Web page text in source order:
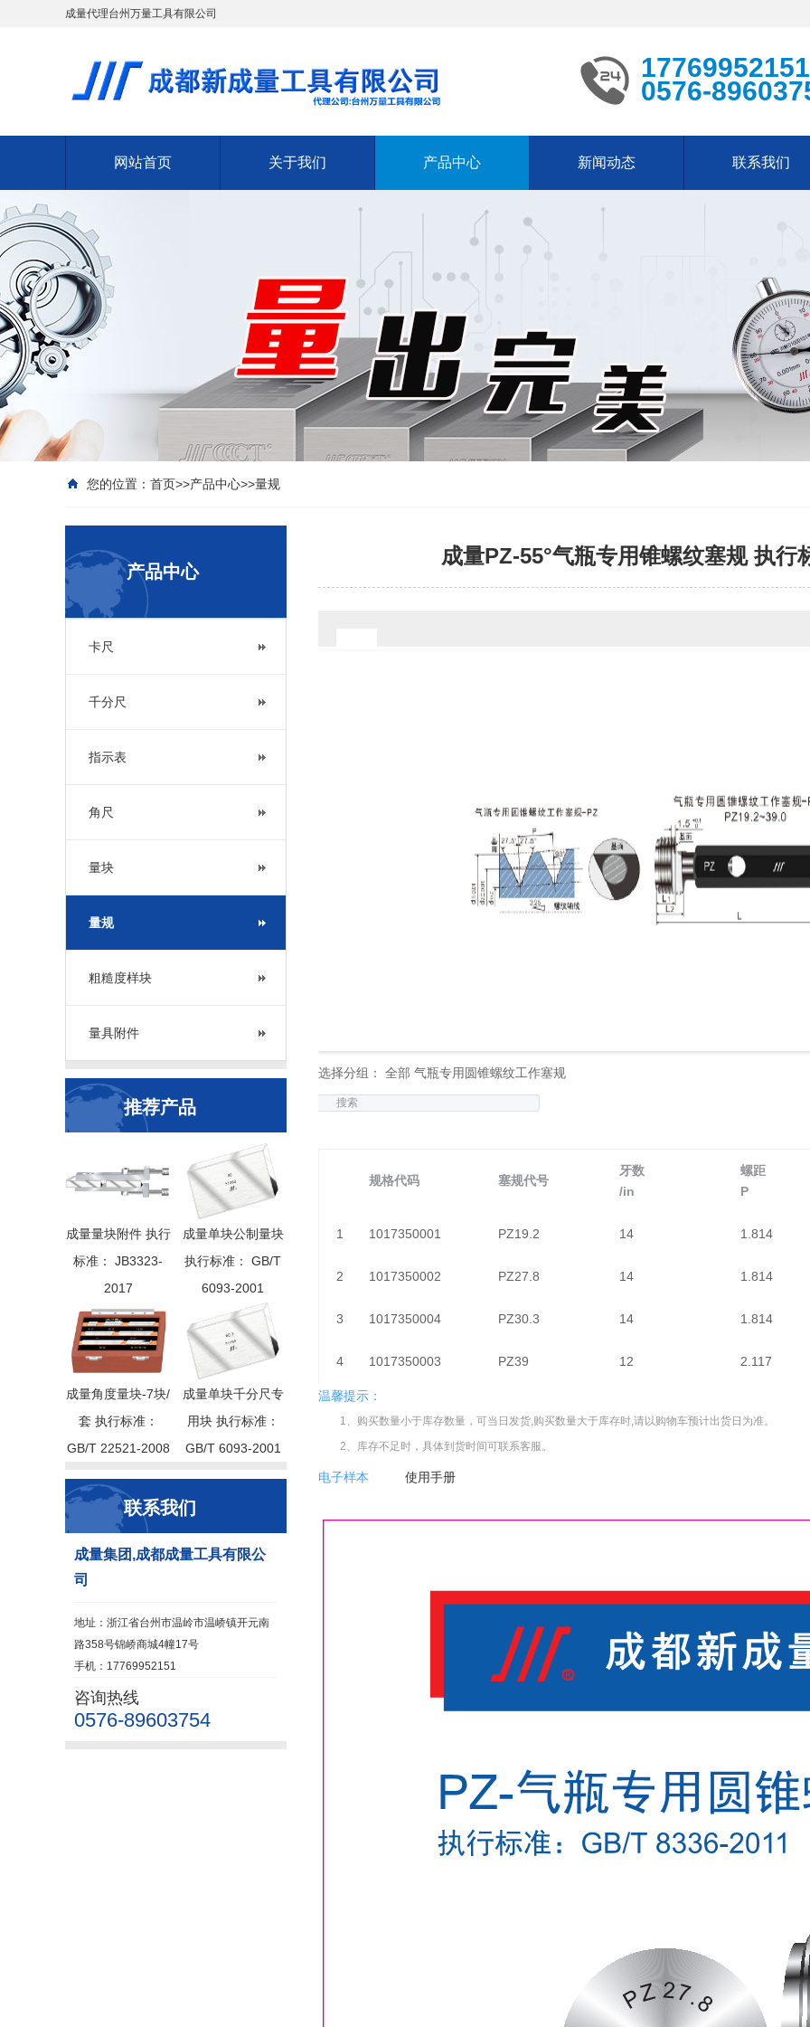
成量代理台州万量工具有限公司
17769952151
0576-
网站首页 关于我们 产品中心 新闻动态 联系我们
您的位置： 首页>>产品中心>>量规
产品中心
卡尺
千分尺
指示表
角尺
量块
量规
粗糙度样块
量具附件
推荐产品
成量量块附件 执行
标准： JB3323-
2017
成量单块公制量块
执行标准： GB/T
6093-2001
成量角度量块-7块/
套 执行标准：
GB/T 22521-2008
成量单块千分尺专
用块 执行标准：
GB/T 6093-2001
联系我们
成量集团,成都成量工具有限公
司
地址：浙江省台州市温岭市温峤镇开元南
路358号锦峤商城4幢17号
手机：17769952151
咨询热线
0576-89603754
成量PZ-55°气瓶专用锥螺纹塞规 执行
选择分组： 全部 气瓶专用圆锥螺纹工作塞规
搜索
规格代码 塞规代号
牙数
/in
螺距
P
1 1017350001 PZ19.2 14 1.814
2 1017350002 PZ27.8 14 1.814
3 1017350004 PZ30.3 14 1.814
4 1017350003 PZ39 12 2.117
温馨提示：
1、购买数量小于库存数量，可当日发货,购买数量大于库存时,请以购物车预计出货日为准。
2、库存不足时，具体到货时间可联系客服。
电子样本 使用手册